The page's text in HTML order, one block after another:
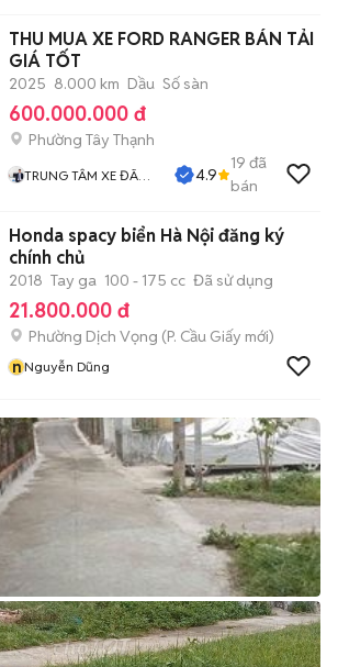
THU MUA XE FORD RANGER BÁN TẢI
GIÁ TỐT
2025 8.000 km Dầu Số sàn
600.000.000 đ
Phường Tây Thạnh
TRUNG TÂM XE ĐÃ
4.9
19 đã
bán
Honda spacy biển Hà Nội đăng ký
chính chủ
2018 Tay ga 100 - 175 cc Đã sử dụng
21.800.000 đ
Phường Dịch Vọng (P. Cầu Giấy mới)
nNguyễn Dũng